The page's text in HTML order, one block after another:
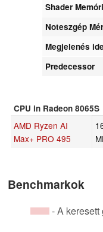
Shader
Noteszgép
Megjelenés
Predecessor
CPU in Radeon 8065S
AMD Ryzen AI
Max+ PRO 495
Benchmarkok
- A